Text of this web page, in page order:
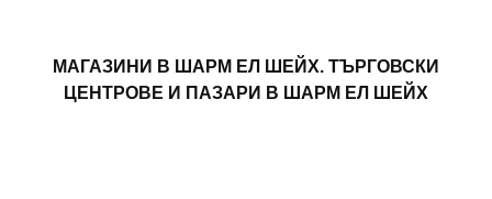
МАГАЗИНИ В ШАРМ ЕЛ ШЕЙХ. ТЪРГОВСКИ
ЦЕНТРОВЕ И ПАЗАРИ В ШАРМ ЕЛ ШЕЙХ